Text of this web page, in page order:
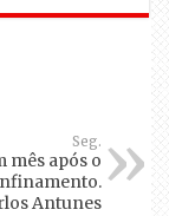
Seg.
mês após o
Antunes